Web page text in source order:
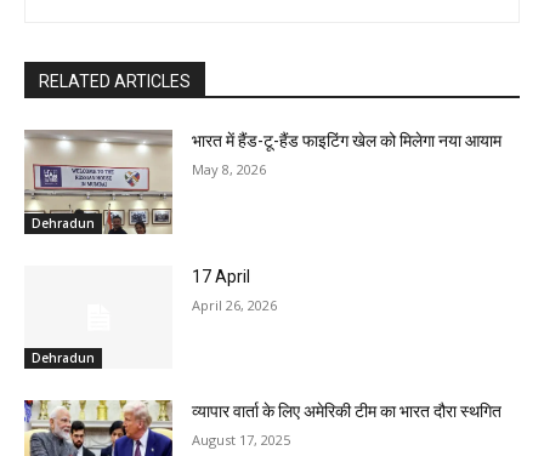
RELATED ARTICLES
Dehradun
भारत में हैंड-टू-हैंड फाइटिंग खेल को मिलेगा नया आयाम
May 8, 2026
Dehradun
17 April
April 26, 2026
व्यापार वार्ता के लिए अमेरिकी टीम का भारत दौरा स्थगित
August 17, 2025